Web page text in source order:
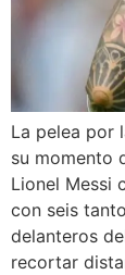
La pelea por
su momento
Lionel Messi
con seis
delanteros
recortar